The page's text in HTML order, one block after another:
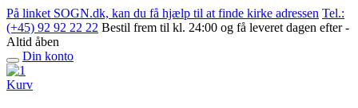
Skip
to
content
På linket SOGN.dk, kan du få hjælp til at finde kirke adressen Tel.:
(+45) 92 92 22 22 Bestil frem til kl. 24:00 og få leveret dagen efter -
Altid åben
Open
menu
Din konto
Kurv